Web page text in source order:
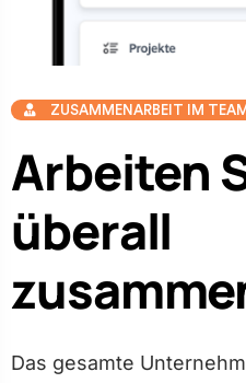
ZUSAMMENARBEIT IM TEAM
Arbeiten
überall
Das gesamte